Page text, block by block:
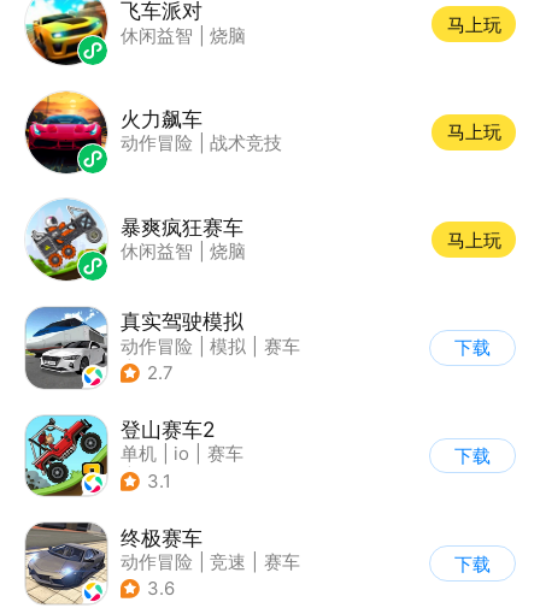
飞车派对
休闲益智 烧脑
马上玩
火力飙车
动作冒险 战术竞技
马上玩
暴爽疯狂赛车
休闲益智 烧脑
马上玩
真实驾驶模拟
动作冒险 模拟
赛车
| 漂移
2.7
下载
登山赛车2
单机 io
赛车
| 欧美风
3.1
下载
终极赛车
动作冒险 竞速
赛车
3.6
下载